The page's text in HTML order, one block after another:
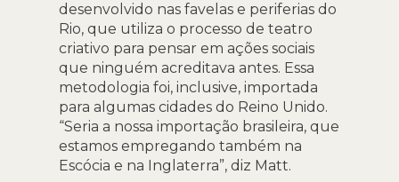
desenvolvido nas favelas e periferias do
Rio, que utiliza o processo de teatro
criativo para pensar em ações sociais
que ninguém acreditava antes. Essa
metodologia foi, inclusive, importada
para algumas cidades do Reino Unido.
“Seria a nossa importação brasileira, que
estamos empregando também na
Escócia e na Inglaterra”, diz Matt.